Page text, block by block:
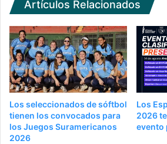
Artículos Relacionados
Los seleccionados de sóftbol
tienen los convocados para
los Juegos Suramericanos
2026
Los
2026
evento